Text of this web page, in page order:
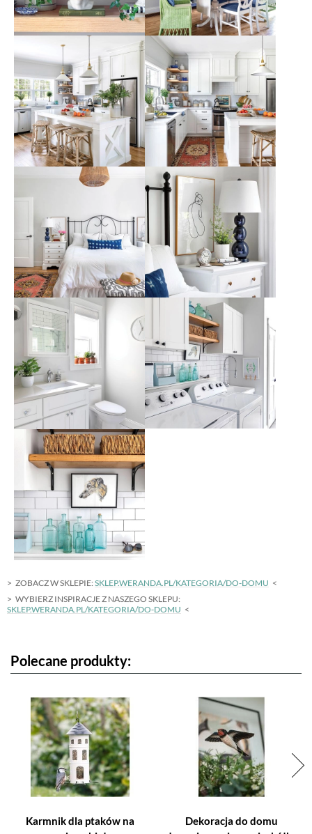
ZOBACZ W SKLEPIE:SKLEP.WERANDA.PL/KATEGORIA/DO-DOMU
WYBIERZ INSPIRACJE Z NASZEGO SKLEPU:
SKLEP.WERANDA.PL/KATEGORIA/DO-DOMU
Polecane produkty:
Karmnik dla ptaków na
Dekoracja do domu